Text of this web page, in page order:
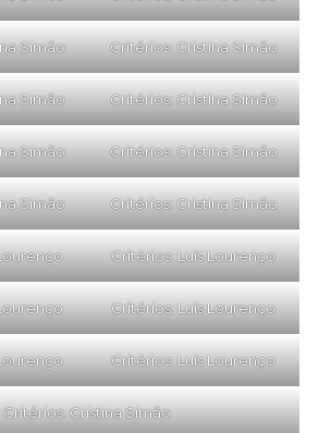
Simão Critérios: Cristina Simão
Simão Critérios: Cristina Simão
Simão Critérios: Cristina Simão
Simão Critérios: Cristina Simão
Critérios: Luís Lourenço
Critérios: Luís Lourenço
Critérios: Luís Lourenço
Critérios: Cristina Simão